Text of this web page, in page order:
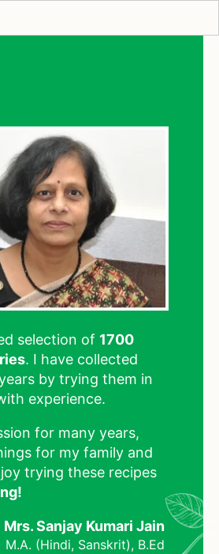
selection of 1700
. I have collected
by trying them in
experience.
for many years,
for my family and
trying these recipes
Mrs. Sanjay Kumari Jain
M.A. (Hindi, Sanskrit), B.Ed